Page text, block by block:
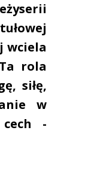
wciela
rola
siłę,
w
-